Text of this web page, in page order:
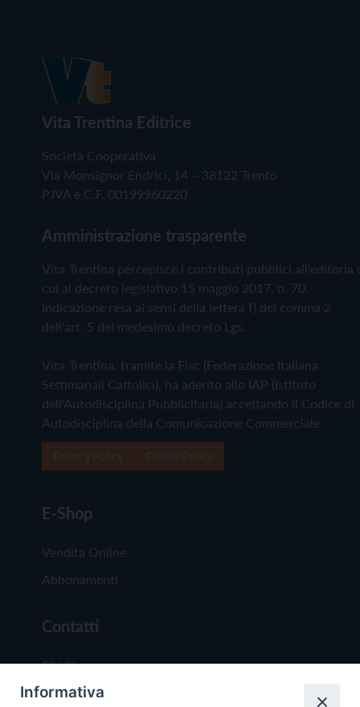
Vita Trentina Editrice
Società Cooperativa
Via Monsignor Endrici, 14 – 38122 Trento
P.IVA e C.F. 00199960220
Amministrazione trasparente
Vita Trentina percepisce i contributi pubblici all'editoria
cui al decreto legislativo 15 maggio 2017, n. 70.
Indicazione resa ai sensi della lettera f) del comma 2
dell'art. 5 del medesimo decreto Lgs.
Vita Trentina, tramite la Fisc (Federazione Italiana
Settimanali Cattolici), ha aderito allo IAP (Istituto
dell'Autodisciplina Pubblicitaria) accettando il Codice di
Autodisciplina della Comunicazione Commerciale
E-Shop
Vendita Online
Abbonamenti
Contatti
Chi Siamo
Redazione
Informativa